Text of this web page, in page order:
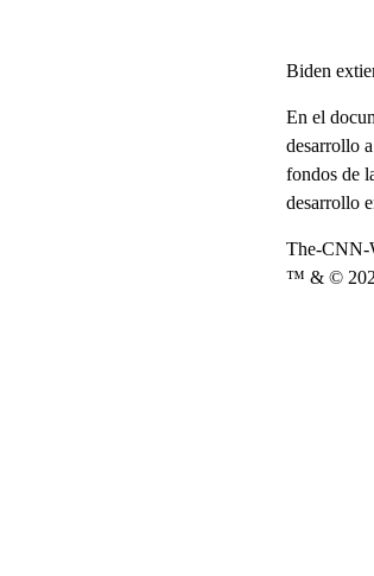
Biden
En el
desarrollo
fondos de
desarrollo
The-CNN-
™ & ©